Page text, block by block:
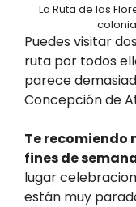
La Ruta de las
Puedes visitar
ruta por todos
parece
Concepción de
Te recomiendo
fines de
lugar
están muy